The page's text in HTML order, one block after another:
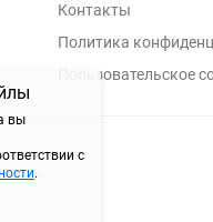
вы
с
.
Контакты
Политика
Пользовательское